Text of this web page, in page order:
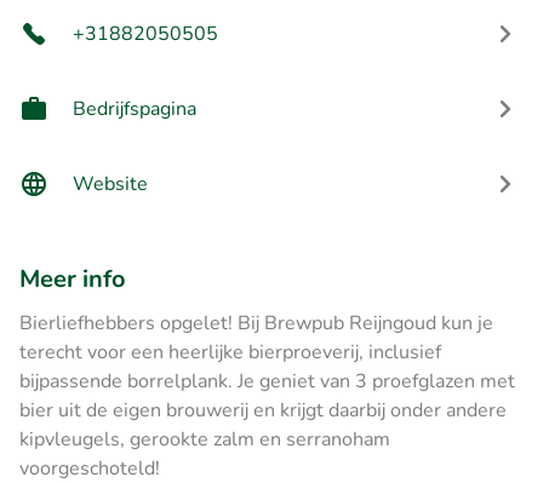
+31882050505
Bedrijfspagina
Website
Meer info
Bierliefhebbers opgelet! Bij Brewpub Reijngoud kun je
terecht voor een heerlijke bierproeverij, inclusief
bijpassende borrelplank. Je geniet van 3 proefglazen met
bier uit de eigen brouwerij en krijgt daarbij onder andere
kipvleugels, gerookte zalm en serranoham
voorgeschoteld!